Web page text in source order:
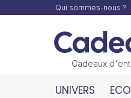
Qui sommes-nous ?
Cadeaux
UNIVERS